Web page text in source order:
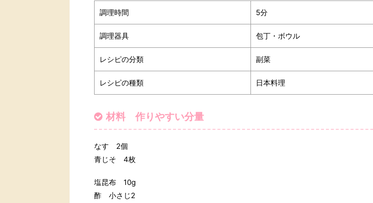
調理時間 5分
調理器具 包丁・ボウル
レシピの分類 副菜
レシピの種類 日本料理
材料 作りやすい分量
なす 2個
青じそ 4枚
塩昆布 10g
酢 小さじ2